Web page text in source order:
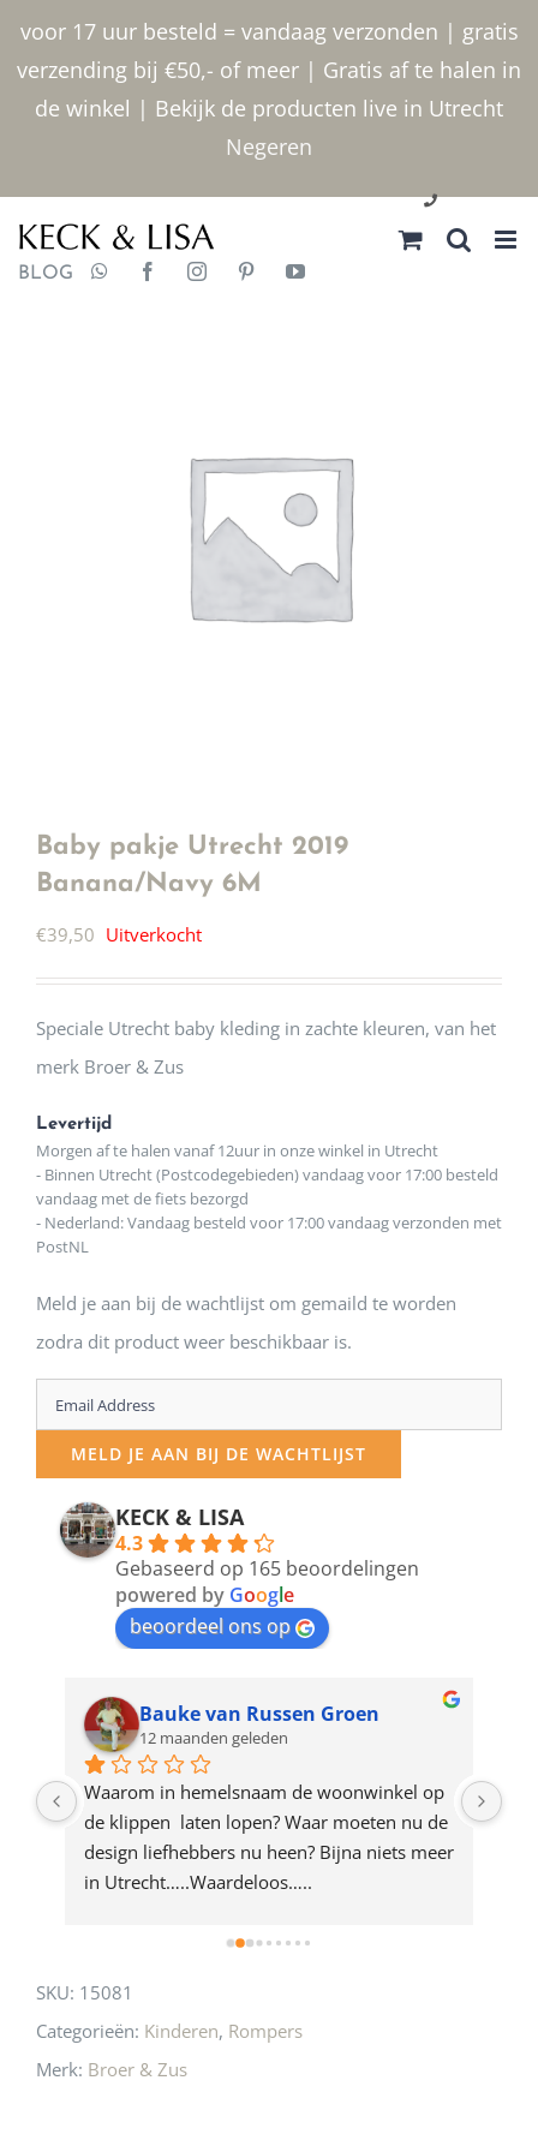
voor 17 uur besteld = vandaag verzonden | gratis
verzending bij €50,- of meer | Gratis af te halen in
de winkel | Bekijk de producten live in Utrecht
Negeren
inhoud
030 2400000
BLOG
Baby pakje Utrecht 2019
Banana/Navy 6M
€39,50 Uitverkocht
Speciale Utrecht baby kleding in zachte kleuren, van het
merk Broer & Zus
Levertijd
Morgen af te halen vanaf 12uur in onze winkel in Utrecht
- Binnen Utrecht (Postcodegebieden) vandaag voor 17:00 besteld
vandaag met de fiets bezorgd
- Nederland: Vandaag besteld voor 17:00 vandaag verzonden met
PostNL
Meld je aan bij de wachtlijst om gemaild te worden
zodra dit product weer beschikbaar is.
Enter
your
email
address
product
MELD JE AAN BIJ DE WACHTLIJST
KECK & LISA
4.3
Gebaseerd op 165 beoordelingen
powered by Google
beoordeel ons op
Bauke van Russen Groen
12 maanden geleden
Waarom in hemelsnaam de woonwinkel op
de klippen  laten lopen? Waar moeten nu de
design liefhebbers nu heen? Bijna niets meer
in Utrecht…..Waardeloos…..
SKU: 15081
Categorieën: Kinderen, Rompers
Merk: Broer & Zus